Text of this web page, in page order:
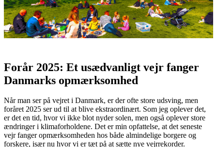
Forår 2025: Et usædvanligt vejr fanger
Danmarks opmærksomhed
Når man ser på vejret i Danmark, er der ofte store udsving, men
foråret 2025 ser ud til at blive ekstraordinært. Som jeg oplever det,
er det en tid, hvor vi ikke blot nyder solen, men også oplever store
ændringer i klimaforholdene. Det er min opfattelse, at det seneste
vejr fanger opmærksomheden hos både almindelige borgere og
forskere, især nu hvor vi er tæt på at sætte nye vejrrekorder.